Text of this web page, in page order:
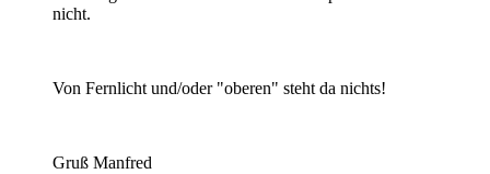
nicht.
Von Fernlicht und/oder "oberen" steht da nichts!
Gruß Manfred